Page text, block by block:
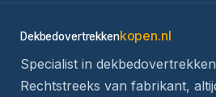
Dekbedovertrekkenkopen.nl
Specialist in
Rechtstreeks van fabrikant,